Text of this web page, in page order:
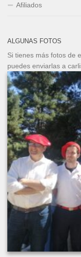
Afiliados
ALGUNAS FOTOS
Si tienes más fotos de
puedes enviarlas a